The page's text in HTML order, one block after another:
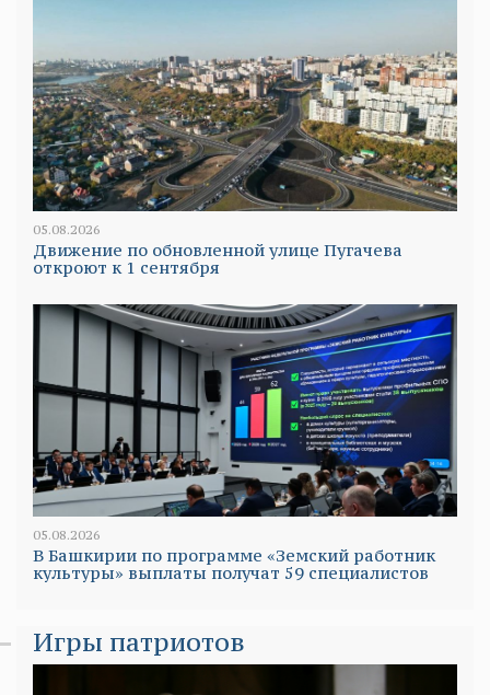
05.08.2026
Движение по обновленной улице Пугачева
откроют к 1 сентября
05.08.2026
В Башкирии по программе «Земский работник
культуры» выплаты получат 59 специалистов
Игры патриотов